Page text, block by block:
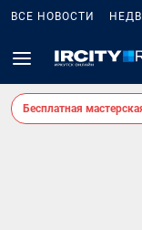
ВСЕ НОВОСТИ
Бесплатная